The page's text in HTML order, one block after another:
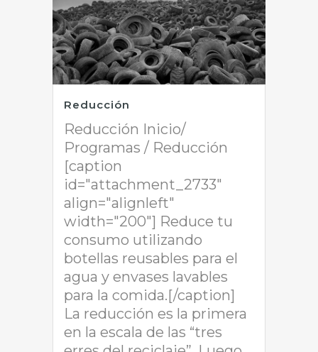
Reducción
Reducción Inicio/
Programas / Reducción
[caption
id="attachment_2733"
align="alignleft"
width="200"] Reduce tu
consumo utilizando
botellas reusables para el
agua y envases lavables
para la comida.[/caption]
La reducción es la primera
en la escala de las “tres